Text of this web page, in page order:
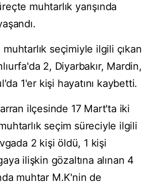
muhtarlık yarışında
seçimiyle ilgili çıkan
2, Diyarbakır, Mardin,
1'er kişi hayatını kaybetti.
ilçesinde 17 Mart'ta iki
seçim süreciyle ilgili
2 kişi öldü, 1 kişi
ilişkin gözaltına alınan 4
muhtar M.K'nin de